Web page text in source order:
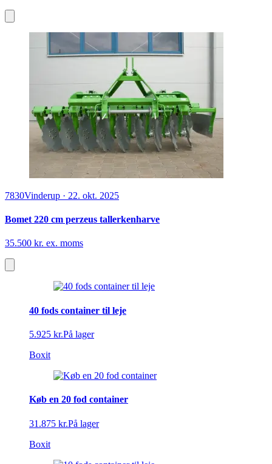
7830Vinderup · 22. okt. 2025
Bomet 220 cm perzeus tallerkenharve
35.500 kr. ex. moms
40 fods container til leje
5.925 kr.På lager
Boxit
Køb en 20 fod container
31.875 kr.På lager
Boxit